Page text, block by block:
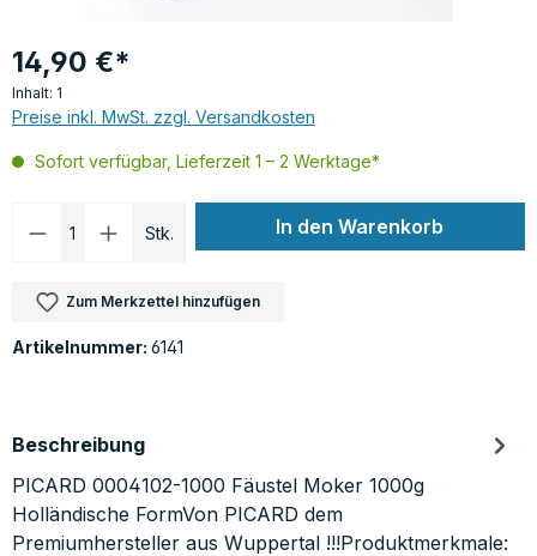
14,90 €*
Inhalt: 1
Preise inkl. MwSt. zzgl. Versandkosten
Sofort verfügbar, Lieferzeit 1 – 2 Werktage*
Produkt Anzahl: Gib den gewünschten
Stk. In den Warenkorb
Zum Merkzettel hinzufügen
Artikelnummer: 6141
Beschreibung
PICARD 0004102-1000 Fäustel Moker 1000g
Holländische FormVon PICARD dem
Premiumhersteller aus Wuppertal !!!Produktmerkmale: